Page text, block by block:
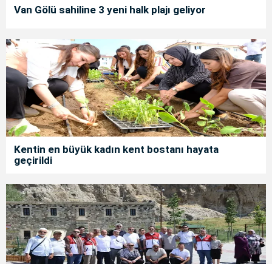
Van Gölü sahiline 3 yeni halk plajı geliyor
Kentin en büyük kadın kent bostanı hayata
geçirildi